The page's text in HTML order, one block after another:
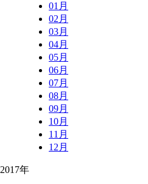
01月
02月
03月
04月
05月
06月
07月
08月
09月
10月
11月
12月
2017年